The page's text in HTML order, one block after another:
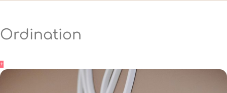
Ordination
+